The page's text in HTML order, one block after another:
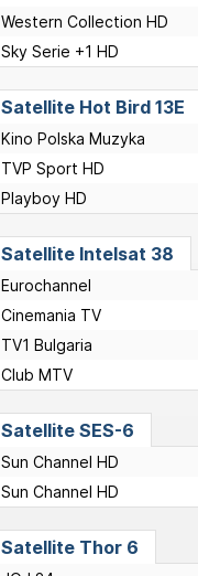
Western Collection HD
Sky Serie +1 HD
Satellite Hot Bird 13E
Kino Polska Muzyka
TVP Sport HD
Playboy HD
Satellite Intelsat 38
Eurochannel
Cinemania TV
TV1 Bulgaria
Club MTV
Satellite SES-6
Sun Channel HD
Sun Channel HD
Satellite Thor 6